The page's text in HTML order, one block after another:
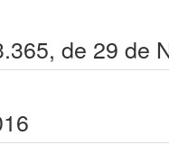
de 29 de